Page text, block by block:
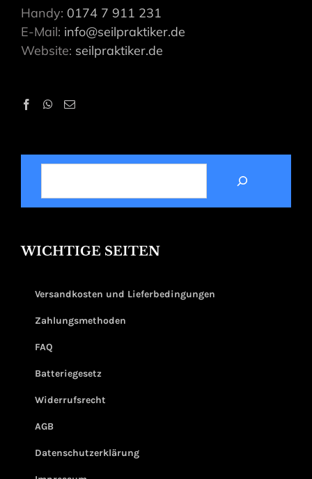
Handy: 0174 7 911 231
E-Mail: info@seilpraktiker.de
Website: seilpraktiker.de
SUCHEN
WICHTIGE SEITEN
Versandkosten und Lieferbedingungen
Zahlungsmethoden
FAQ
Batteriegesetz
Widerrufsrecht
AGB
Datenschutzerklärung